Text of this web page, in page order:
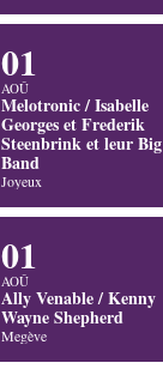
01
AOÛ
Melotronic / Isabelle
Georges et Frederik
Steenbrink et leur Big
Band
Joyeux
01
AOÛ
Ally Venable / Kenny
Wayne Shepherd
Megève